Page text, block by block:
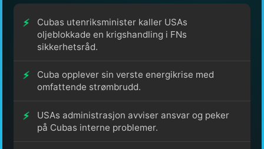
Cubas utenriksminister kaller USAs
oljeblokkade en krigshandling i FNs
sikkerhetsråd.
Cuba opplever sin verste energikrise med
omfattende strømbrudd.
USAs administrasjon avviser ansvar og peker
på Cubas interne problemer.